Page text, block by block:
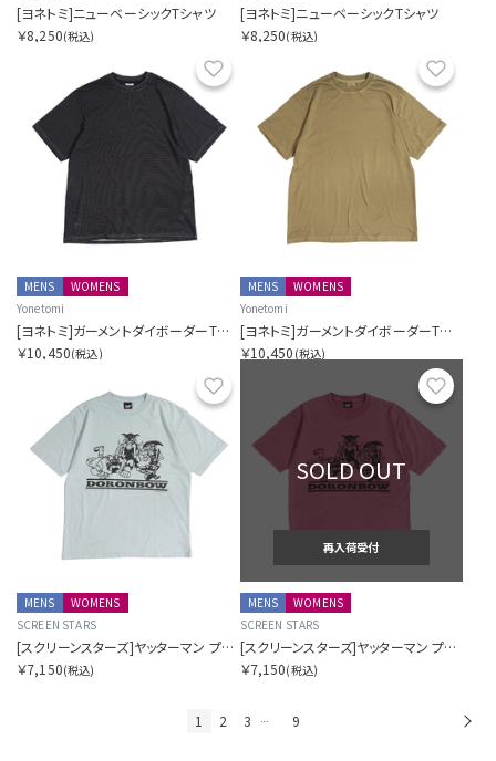
[ヨネトミ]ニューベーシックTシャツ
￥8,250(税込)
[ヨネトミ]ニューベーシックTシャツ
￥8,250(税込)
お気に入り
MENS
WOMENS
Yonetomi
[ヨネトミ]ガーメントダイボーダーTシャツ
￥10,450(税込)
MENS
WOMENS
Yonetomi
[ヨネトミ]ガーメントダイボーダーTシャツ
￥10,450 (税込)
お気に入り
MENS
WOMENS
SCREEN STARS
[スクリーンスターズ]ヤッターマン プリントT
￥7,150(税込)
SOLD OUT
再入荷受付
MENS
WOMENS
SCREEN STARS
[スクリーンスターズ]ヤッターマン プリントT
￥7,150(税込)
1 2 3 … 9